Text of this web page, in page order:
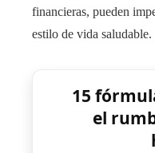
financieras, pueden
estilo de vida saludable.
15
el